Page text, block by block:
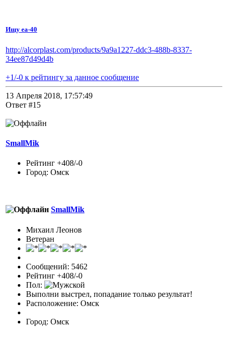
Ищу еа-40
http://alcorplast.com/products/9a9a1227-ddc3-488b-8337-
34ee87d49d4b
+1/-0 к рейтингу за данное сообщение
13 Апреля 2018, 17:57:49
Ответ #15
SmallMik
Рейтинг +408/-0
Город: Омск
SmallMik
Михаил Леонов
Ветеран
Сообщений: 5462
Рейтинг +408/-0
Пол:
Выполни выстрел, попадание только результат!
Расположение: Омск
Город: Омск